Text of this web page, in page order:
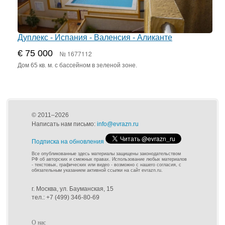
Дуплекс - Испания - Валенсия - Аликанте
€ 75 000 № 1677112
Дом 65 кв. м. с бассейном в зеленой зоне.
© 2011–2026
Написать нам письмо: info@evrazn.ru
Подписка на обновления
Все опубликованные здесь материалы защищены законодательством
РФ об авторских и смежных правах. Использование любых материалов
- текстовых, графических или видео - возможно с нашего согласия, с
обязательным указанием активной ссылки на сайт evrazn.ru.
г. Москва, ул. Бауманская, 15
тел.: +7 (499) 346-80-69
О нас